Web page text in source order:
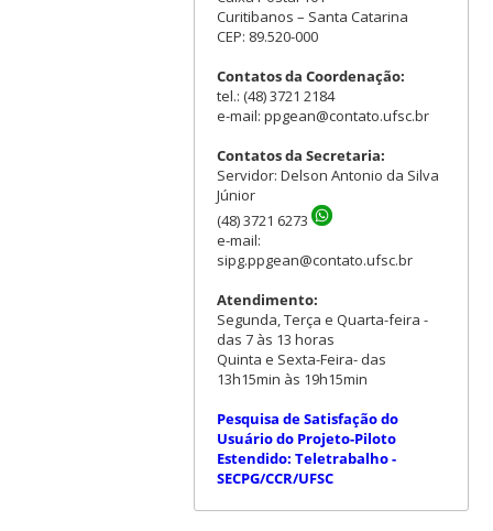
Curitibanos – Santa Catarina
CEP: 89.520-000
Contatos da Coordenação:
tel.: (48) 3721 2184
e-mail: ppgean@contato.ufsc.br
Contatos da Secretaria:
Servidor: Delson Antonio da Silva
Júnior
(48) 3721 6273
e-mail:
sipg.ppgean@contato.ufsc.br
Atendimento:
Segunda, Terça e Quarta-feira -
das 7 às 13 horas
Quinta e Sexta-Feira- das
13h15min às 19h15min
Pesquisa de Satisfação do
Usuário do Projeto-Piloto
Estendido: Teletrabalho -
SECPG/CCR/UFSC